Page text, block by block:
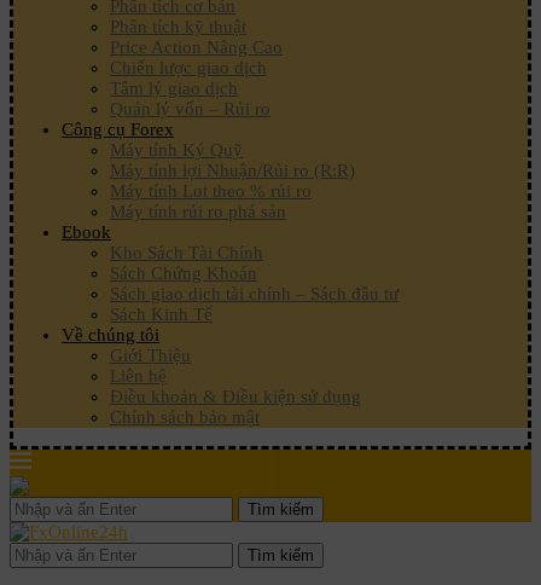
Phân tích cơ bản
Phân tích kỹ thuật
Price Action Nâng Cao
Chiến lược giao dịch
Tâm lý giao dịch
Quản lý vốn – Rủi ro
Công cụ Forex
Máy tính Ký Quỹ
Máy tính lợi Nhuận/Rủi ro (R:R)
Máy tính Lot theo % rủi ro
Máy tính rủi ro phá sản
Ebook
Kho Sách Tài Chính
Sách Chứng Khoán
Sách giao dịch tài chính – Sách đầu tư
Sách Kinh Tế
Về chúng tôi
Giới Thiệu
Liên hệ
Điều khoản & Điều kiện sử dụng
Chính sách bảo mật
Tìm kiếm
Tìm kiếm